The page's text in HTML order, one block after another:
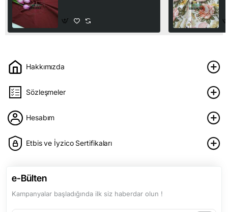
Hakkımızda
Sözleşmeler
Hesabım
Etbis ve İyzico Sertifikaları
e-Bülten
Kampanyalar başladığında ilk siz haberdar olun !